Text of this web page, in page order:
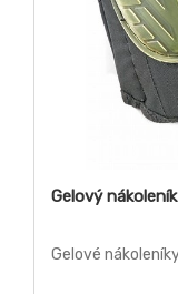
Gelový nákoleník
Gelové